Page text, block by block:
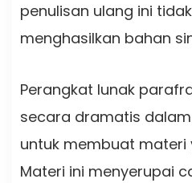
penulisan ulang ini
menghasilkan bahan
Perangkat lunak
secara dramatis
untuk membuat
Materi ini menyerupai